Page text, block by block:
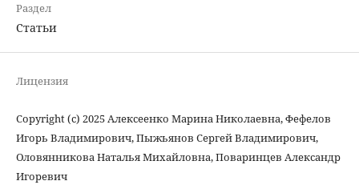
Раздел
Статьи
Лицензия
Copyright (c) 2025 Алексеенко Марина Николаевна, Фефелов
Игорь Владимирович, Пыжьянов Сергей Владимирович,
Оловянникова Наталья Михайловна, Поваринцев Александр
Игоревич